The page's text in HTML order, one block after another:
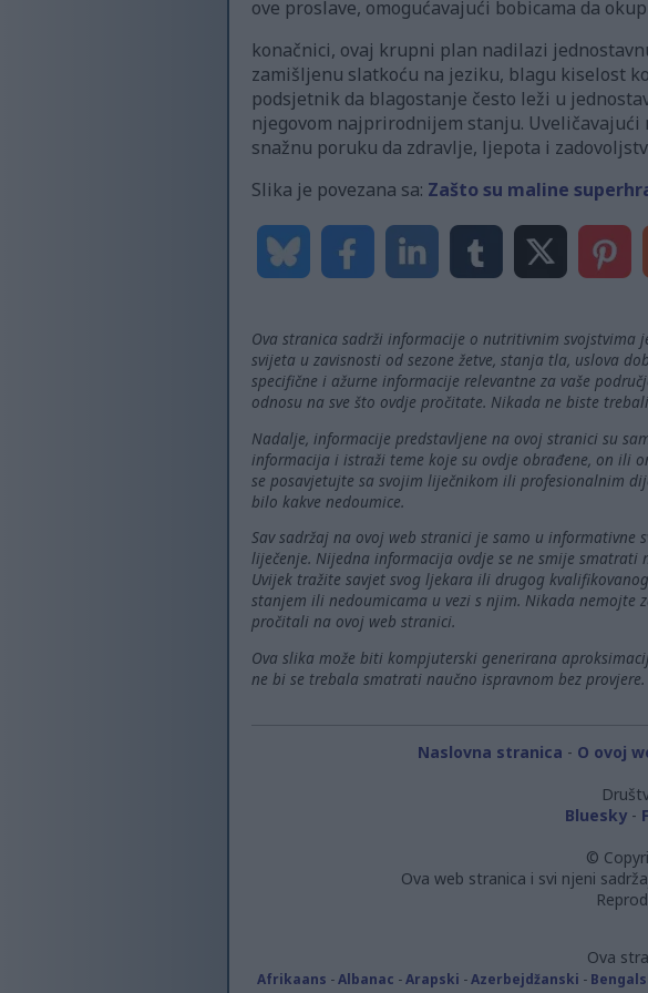
ove proslave, omogućavajući bobicama da
konačnici, ovaj krupni plan nadilazi
zamišljenu slatkoću na jeziku, blagu kiselost
podsjetnik da blagostanje često leži u
njegovom najprirodnijem stanju.
snažnu poruku da zdravlje, ljepota i
Slika je povezana sa: Zašto su maline
Ova stranica sadrži informacije o nutritivnim svojstvima
svijeta u zavisnosti od sezone žetve, stanja tla, uslova
specifične i ažurne informacije relevantne za vaše
odnosu na sve što ovdje pročitate. Nikada ne biste
Nadalje, informacije predstavljene na ovoj stranici su
informacija i istraži teme koje su ovdje obrađene, on ili
se posavjetujte sa svojim liječnikom ili profesionalnim
bilo kakve nedoumice.
Sav sadržaj na ovoj web stranici je samo u
liječenje. Nijedna informacija ovdje se ne smije smatrati
Uvijek tražite savjet svog ljekara ili drugog
stanjem ili nedoumicama u vezi s njim. Nikada nemojte
pročitali na ovoj web stranici.
Ova slika može biti kompjuterski generirana
ne bi se trebala smatrati naučno ispravnom bez provjere.
Naslovna stranica - O ovoj
Bluesky-
©
Ova web stranica i svi njeni
Ova
Afrikaans -Albanac -Arapski -Azerbejdžanski -